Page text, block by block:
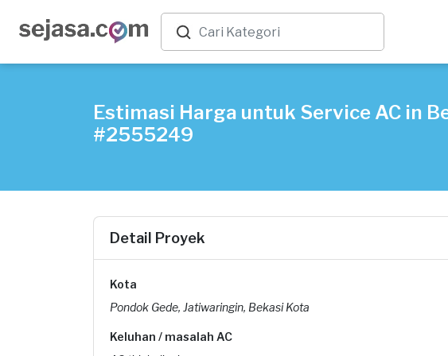
Estimasi Harga untuk Service AC in
#2555249
Detail Proyek
Kota
Pondok Gede, Jatiwaringin, Bekasi Kota
Keluhan / masalah AC